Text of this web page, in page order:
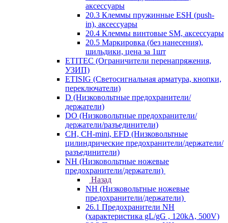
аксессуары
20.3 Клеммы пружинные ESH (push-
in), аксессуары
20.4 Клеммы винтовые SM, аксессуары
20.5 Маркировка (без нанесения),
шильдики, цена за 1шт
ETITEC (Ограничители перенапряжения,
УЗИП)
ETISIG (Светосигнальная арматура, кнопки,
переключатели)
D (Низковольтные предохранители/
держатели)
DO (Низковольтные предохранители/
держатели/разъединители)
CH, CH-mini, EFD (Низковольтные
цилиндрические предохранители/держатели/
разъединители)
NH (Низковольтные ножевые
предохранители/держатели)
Назад
NH (Низковольтные ножевые
предохранители/держатели)
26.1 Предохранители NH
(характеристика gL/gG , 120kA, 500V)